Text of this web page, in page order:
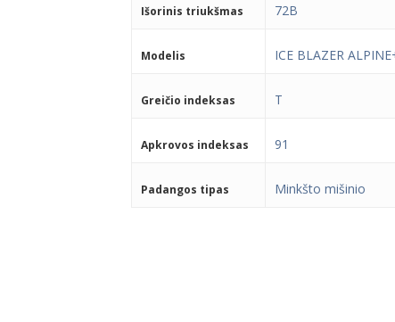
Išorinis triukšmas 72B
Modelis ICE BLAZER
Greičio indeksas T
Apkrovos indeksas 91
Padangos tipas Minkšto mišinio